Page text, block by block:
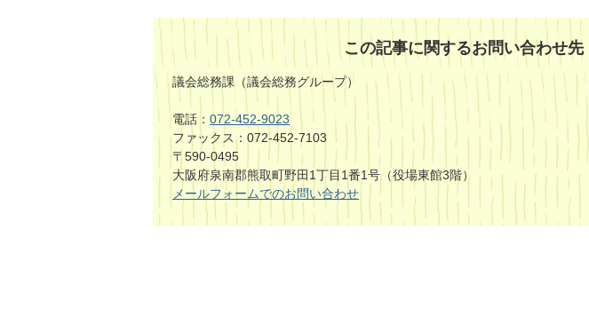
この記事に関するお問い合わせ先
議会総務課（議会総務グループ）
電話： 072-452-9023
ファックス：072-452-7103
〒590-0495
大阪府泉南郡熊取町野田1丁目1番1号（役場東館3階）
メールフォームでのお問い合わせ